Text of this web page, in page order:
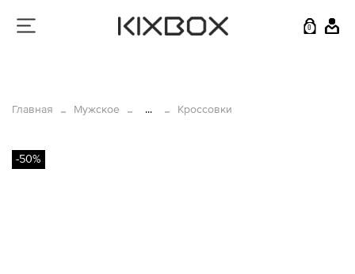
0
Главная Мужское ... Кроссовки
-50%